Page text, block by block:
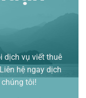
dịch vụ viết thuê
hệ ngay dịch
tôi!